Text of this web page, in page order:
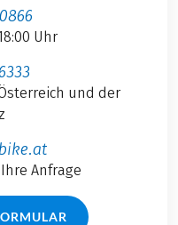
Uhr
und der
Anfrage